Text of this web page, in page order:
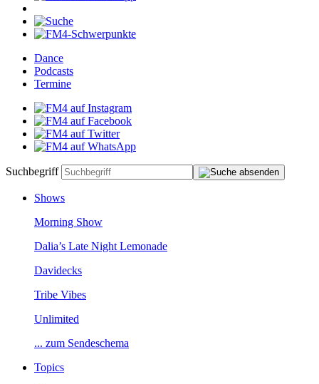
Dance
Podcasts
Termine
Suchbegriff
Shows
MorningShow
Dalia’sLateNightLemonade
Davidecks
TribeVibes
Unlimited
...zumSendeschema
Topics